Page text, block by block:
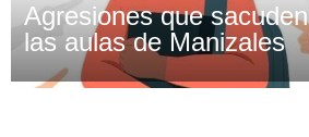
Agresiones que sacuden
las aulas de Manizales